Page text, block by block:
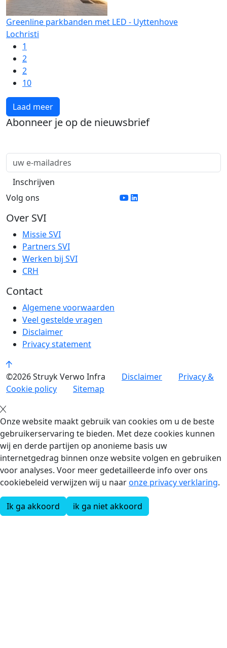
Greenline parkbanden met LED - Uyttenhove
Lochristi
1
2
2
10
Laad meer
Abonneer je op de nieuwsbrief
Volg ons
Over SVI
Missie SVI
Partners SVI
Werken bij SVI
CRH
Contact
Algemene voorwaarden
Veel gestelde vragen
Disclaimer
Privacy statement
©2026 Struyk Verwo Infra Disclaimer
Privacy &
Cookie policy
Sitemap
Onze website maakt gebruik van cookies om u de beste
gebruikerservaring te bieden. Met deze cookies kunnen
wij en derde partijen op anonieme basis uw
internetgedrag binnen onze website volgen en gebruiken
voor analyses. Voor meer gedetailleerde info over ons
cookiebeleid verwijzen wij u naaronze privacy verklaring.
Ik ga akkoord ik ga niet akkoord